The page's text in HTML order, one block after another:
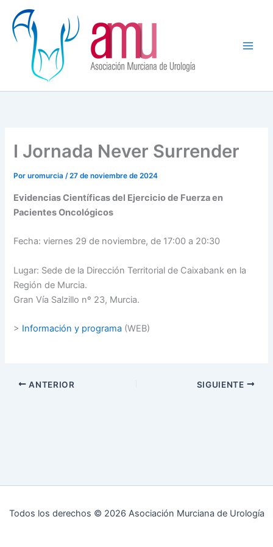
contenido
I Jornada Never Surrender
Poruromurcia/27 de noviembre de 2024
Evidencias Científicas del Ejercicio de Fuerza en
Pacientes Oncológicos
Fecha: viernes 29 de noviembre, de 17:00 a 20:30
Lugar: Sede de la Dirección Territorial de Caixabank en la
Región de Murcia.
Gran Vía Salzillo nº 23, Murcia.
> Información y programa (WEB)
ANTERIOR SIGUIENTE
Todos los derechos © 2026 Asociación Murciana de Urología